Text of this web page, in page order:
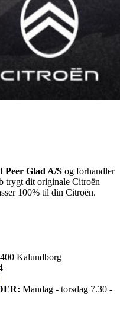
Peer Glad A/S og forhandler
trygt dit originale Citroën
100% til din Citroën.
Kalundborg
Mandag - torsdag 7.30 -